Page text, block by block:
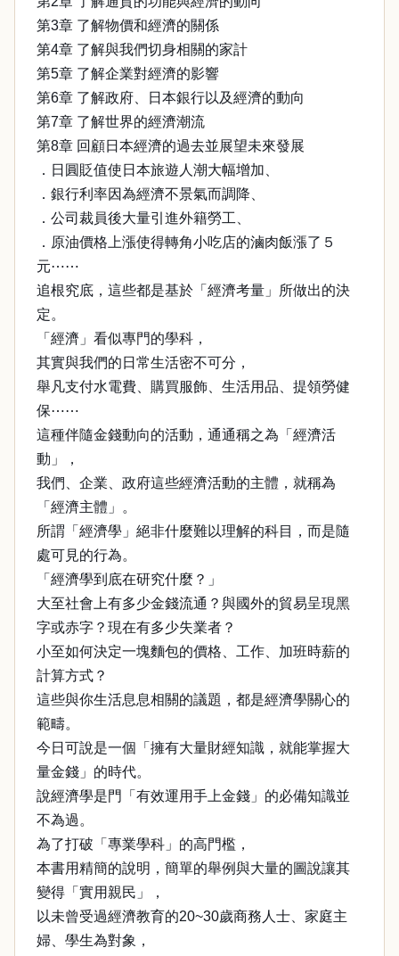
第3章 了解物價和經濟的關係
第4章 了解與我們切身相關的家計
第5章 了解企業對經濟的影響
第6章 了解政府、日本銀行以及經濟的動向
第7章 了解世界的經濟潮流
第8章 回顧日本經濟的過去並展望未來發展
．日圓貶值使日本旅遊人潮大幅增加、
．銀行利率因為經濟不景氣而調降、
．公司裁員後大量引進外籍勞工、
．原油價格上漲使得轉角小吃店的滷肉飯漲了５
元⋯⋯
追根究底，這些都是基於「經濟考量」所做出的決
定。
「經濟」看似專門的學科，
其實與我們的日常生活密不可分，
舉凡支付水電費、購買服飾、生活用品、提領勞健
保⋯⋯
這種伴隨金錢動向的活動，通通稱之為「經濟活
動」，
我們、企業、政府這些經濟活動的主體，就稱為
「經濟主體」。
所謂「經濟學」絕非什麼難以理解的科目，而是隨
處可見的行為。
「經濟學到底在研究什麼？」
大至社會上有多少金錢流通？與國外的貿易呈現黑
字或赤字？現在有多少失業者？
小至如何決定一塊麵包的價格、工作、加班時薪的
計算方式？
這些與你生活息息相關的議題，都是經濟學關心的
範疇。
今日可說是一個「擁有大量財經知識，就能掌握大
量金錢」的時代。
說經濟學是門「有效運用手上金錢」的必備知識並
不為過。
為了打破「專業學科」的高門檻，
本書用精簡的說明，簡單的舉例與大量的圖說讓其
變得「實用親民」，
以未曾受過經濟教育的20~30歲商務人士、家庭主
婦、學生為對象，